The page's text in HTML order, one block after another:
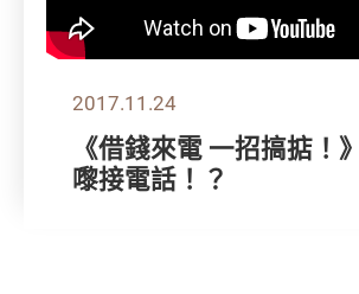
2017.11.24
《借錢來電 一招搞掂！
嚟接電話！？